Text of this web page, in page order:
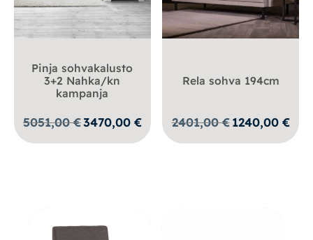
Pinja sohvakalusto
3+2 Nahka/kn
kampanja
5051,00€ Alkuperäinen
oli:
3470,00 €Nykyinen
hinta
Rela sohva 194cm
2401,00€ Alkuperäinen
oli:
1240,00 €
hinta